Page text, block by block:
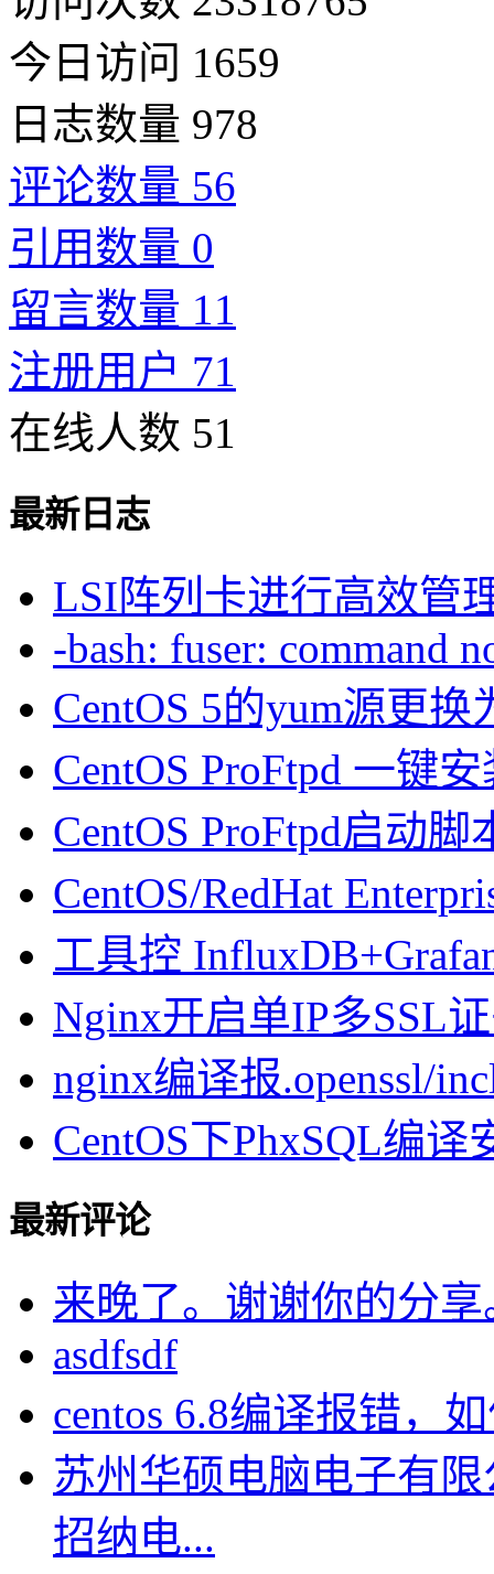
今日访问 1659
日志数量 978
评论数量 56
引用数量 0
留言数量 11
注册用户 71
在线人数 51
最新日志
LSI阵列卡进行高效管
-bash: fuser: command
CentOS 5的yum源更
CentOS ProFtpd 一键
CentOS ProFtpd启动脚
CentOS/RedHat
工具控
Nginx开启单IP多SSL
nginx编译报.openssl/
CentOS下PhxSQL编译
最新评论
来晚了。谢谢你的分享
asdfsdf
centos 6.8编译报错，
苏州华硕电脑电子有
招纳电...